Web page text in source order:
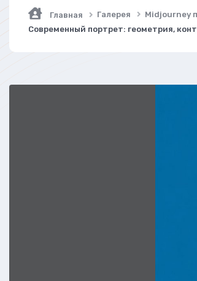
Главная Галерея
Midjourney
Современный портрет: геометрия,